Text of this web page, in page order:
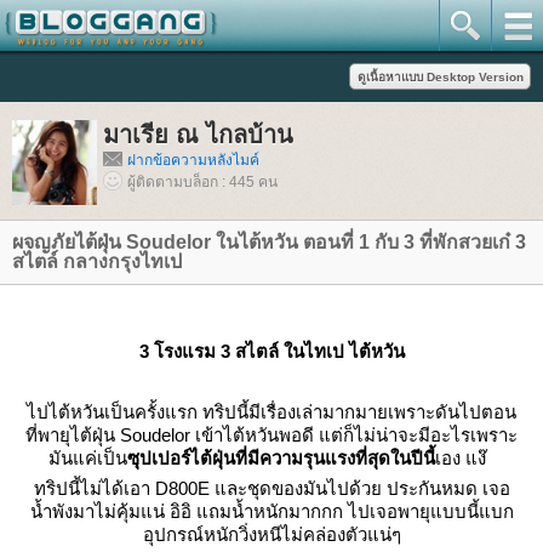
มาเรีย ณ ไกลบ้าน
ฝากข้อความหลังไมค์
ผู้ติดตามบล็อก : 445 คน
ผจญภัยไต้ฝุ่น Soudelor ในไต้หวัน ตอนที่ 1 กับ 3 ที่พักสวยเก๋ 3
สไตล์ กลางกรุงไทเป
3 โรงแรม 3 สไตล์ ในไทเป ไต้หวัน
ไปไต้หวันเป็นครั้งแรก ทริปนี้มีเรื่องเล่ามากมายเพราะดันไปตอน
ที่พายุไต้ฝุ่น Soudelor เข้าไต้หวันพอดี ต่ก็ไม่น่าจะมีอะไรเพราะ
มันแค่เป็นซุปเปอร์ไต้ฝุ่นที่มีความรุนแรงที่สุดในปีนี้เอง แง๊
ทริปนี้ไม่ได้เอา D800E และชุดของมันไปด้วย ประกันหมด เจอ
น้ำพังมาไม่คุ้มแน่ อิอิ แถมน้ำหนักมากกก ไปเจอพายุแบบนี้แบก
อุปกรณ์หนักวิ่งหนีไม่คล่องตัวแน่ๆ